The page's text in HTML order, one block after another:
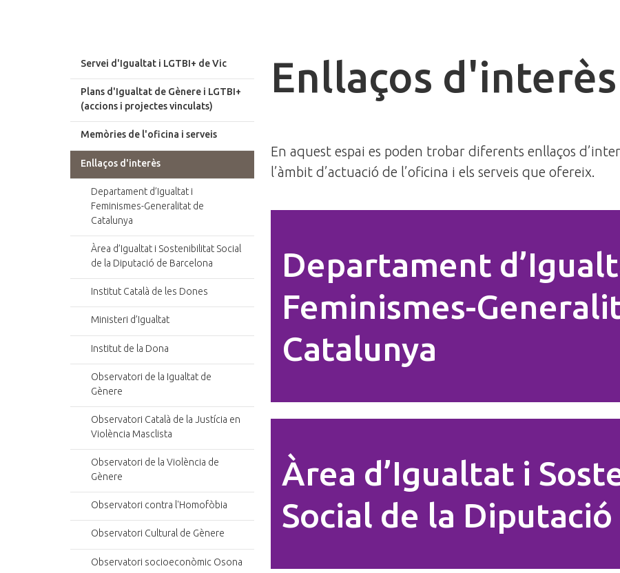
Enllaços d'interès
En aquest espai es poden trobar diferents enllaços
l’àmbit d’actuació de l’oficina i els serveis que ofereix.
Departament
Feminismes-
Catalunya
Àrea d’Igualtat i
Social de la
Servei d'Igualtat i LGTBI+ de Vic
Plans d'Igualtat de Gènere i LGTBI+
(accions i projectes vinculats)
Memòries de l'oficina i serveis
Enllaços d'interès
Departament d’Igualtat i
Feminismes-Generalitat de
Catalunya
Àrea d’Igualtat i Sostenibilitat Social
de la Diputació de Barcelona
Institut Català de les Dones
Ministeri d’Igualtat
Institut de la Dona
Observatori de la Igualtat de
Gènere
Observatori Català de la Justícia en
Violència Masclista
Observatori de la Violència de
Gènere
Observatori contra l'Homofòbia
Observatori Cultural de Gènere
Observatori socioeconòmic Osona